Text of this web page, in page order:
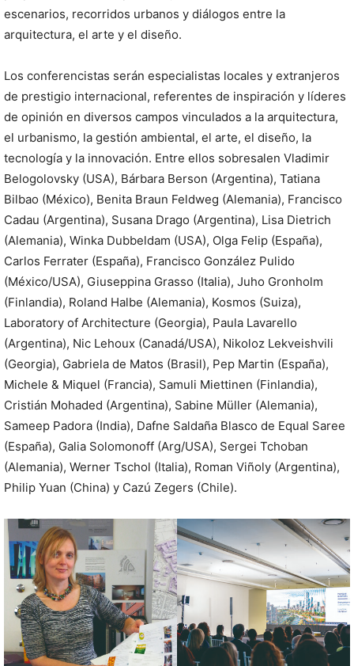
escenarios, recorridos urbanos y diálogos entre la
arquitectura, el arte y el diseño.
Los conferencistas serán especialistas locales y extranjeros
de prestigio internacional, referentes de inspiración y líderes
de opinión en diversos campos vinculados a la arquitectura,
el urbanismo, la gestión ambiental, el arte, el diseño, la
tecnología y la innovación. Entre ellos sobresalen Vladimir
Belogolovsky (USA), Bárbara Berson (Argentina), Tatiana
Bilbao (México), Benita Braun Feldweg (Alemania), Francisco
Cadau (Argentina), Susana Drago (Argentina), Lisa Dietrich
(Alemania), Winka Dubbeldam (USA), Olga Felip (España),
Carlos Ferrater (España), Francisco González Pulido
(México/USA), Giuseppina Grasso (Italia), Juho Gronholm
(Finlandia), Roland Halbe (Alemania), Kosmos (Suiza),
Laboratory of Architecture (Georgia), Paula Lavarello
(Argentina), Nic Lehoux (Canadá/USA), Nikoloz Lekveishvili
(Georgia), Gabriela de Matos (Brasil), Pep Martin (España),
Michele & Miquel (Francia), Samuli Miettinen (Finlandia),
Cristián Mohaded (Argentina), Sabine Müller (Alemania),
Sameep Padora (India), Dafne Saldaña Blasco de Equal Saree
(España), Galia Solomonoff (Arg/USA), Sergei Tchoban
(Alemania), Werner Tschol (Italia), Roman Viñoly (Argentina),
Philip Yuan (China) y Cazú Zegers (Chile).